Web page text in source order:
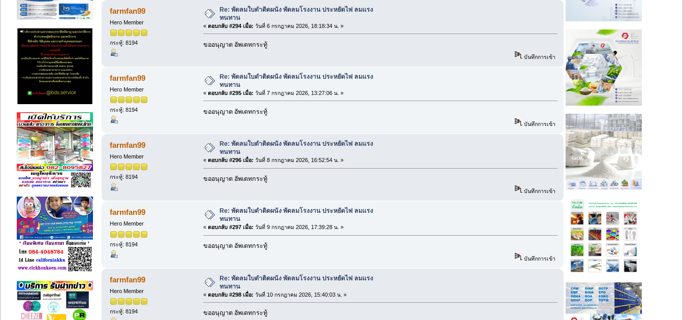
farmfan99
Hero Member
กระทู้: 8194
Re: พัดลมใบดำติดผนัง พัดลมโรงงาน ประหยัดไฟ ลมแรง
ทนทาน
« ตอบกลับ #294 เมื่อ: วันที่ 6 กรกฎาคม 2026, 18:18:34 น. »
ขออนุญาต อัพเดทกระทู้
บันทึกการเข้า
farmfan99
Hero Member
กระทู้: 8194
Re: พัดลมใบดำติดผนัง พัดลมโรงงาน ประหยัดไฟ ลมแรง
ทนทาน
« ตอบกลับ #295 เมื่อ: วันที่ 7 กรกฎาคม 2026, 13:27:06 น. »
ขออนุญาต อัพเดทกระทู้
บันทึกการเข้า
farmfan99
Hero Member
กระทู้: 8194
Re: พัดลมใบดำติดผนัง พัดลมโรงงาน ประหยัดไฟ ลมแรง
ทนทาน
« ตอบกลับ #296 เมื่อ: วันที่ 8 กรกฎาคม 2026, 16:52:54 น. »
ขออนุญาต อัพเดทกระทู้
บันทึกการเข้า
farmfan99
Hero Member
กระทู้: 8194
Re: พัดลมใบดำติดผนัง พัดลมโรงงาน ประหยัดไฟ ลมแรง
ทนทาน
« ตอบกลับ #297 เมื่อ: วันที่ 9 กรกฎาคม 2026, 17:39:28 น. »
ขออนุญาต อัพเดทกระทู้
บันทึกการเข้า
farmfan99
Hero Member
กระทู้: 8194
Re: พัดลมใบดำติดผนัง พัดลมโรงงาน ประหยัดไฟ ลมแรง
ทนทาน
« ตอบกลับ #298 เมื่อ: วันที่ 10 กรกฎาคม 2026, 15:40:03 น. »
ขออนุญาต อัพเดทกระทู้